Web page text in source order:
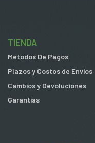
TIENDA
Metodos De Pagos
Plazos y Costos de Envios
Cambios y Devoluciones
Garantias